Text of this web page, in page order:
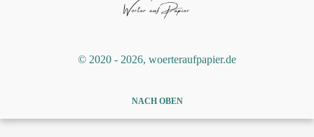
©️ 2020 - 2026, woerteraufpapier.de
NACH OBEN